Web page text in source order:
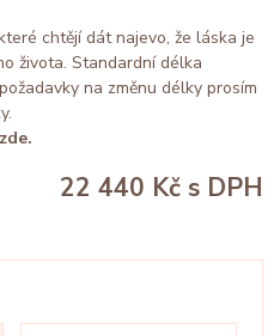
chtějí dát najevo, že láska je
života. Standardní délka
na změnu délky prosím
22 440 Kč s DPH